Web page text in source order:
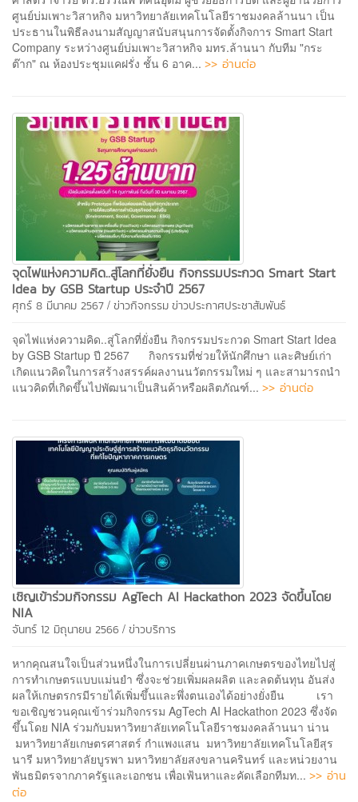
ศูนย์บ่มเพาะวิสาหกิจ มหาวิทยาลัยเทคโนโลยีราชมงคลล้านนา เป็น
ประธานในพิธีลงนามสัญญาสนับสนุนการจัดตั้งกิจการ Smart Start
Company ระหว่างศูนย์บ่มเพาะวิสาหกิจ มทร.ล้านนา กับทีม "กระ
ต๊าก" ณ ห้องประชุมแคฝรั่ง ชั้น 6 อาค... >> อ่านต่อ
จุดไฟแห่งความคิด..สู่โลกที่ยั่งยืน กิจกรรมประกวด Smart Start
Idea by GSB Startup ประจำปี 2567
ศุกร์ 8 มีนาคม 2567 / ข่าวกิจกรรมข่าวประกาศประชาสัมพันธ์
จุดไฟแห่งความคิด..สู่โลกที่ยั่งยืน กิจกรรมประกวด Smart Start Idea
by GSB Startup ปี 2567 กิจกรรมที่ช่วยให้นักศึกษา และศิษย์เก่า
เกิดแนวคิดในการสร้างสรรค์ผลงานนวัตกรรมใหม่ ๆ และสามารถนำ
แนวคิดที่เกิดขึ้นไปพัฒนาเป็นสินค้าหรือผลิตภัณฑ์... >> อ่านต่อ
เชิญเข้าร่วมกิจกรรม AgTech AI Hackathon 2023 จัดขึ้นโดย
NIA
จันทร์ 12 มิถุนายน 2566 / ข่าวบริการ
หากคุณสนใจเป็นส่วนหนึ่งในการเปลี่ยนผ่านภาคเกษตรของไทยไปสู่
การทำเกษตรแบบแม่นยำ ซึ่งจะช่วยเพิ่มผลผลิต และลดต้นทุน อันส่ง
ผลให้เกษตรกรมีรายได้เพิ่มขึ้นและพึ่งตนเองได้อย่างยั่งยืน เรา
ขอเชิญชวนคุณเข้าร่วมกิจกรรม AgTech AI Hackathon 2023 ซึ่งจัด
ขึ้นโดย NIA ร่วมกับมหาวิทยาลัยเทคโนโลยีราชมงคลล้านนา น่าน
มหาวิทยาลัยเกษตรศาสตร์ กำแพงแสน มหาวิทยาลัยเทคโนโลยีสุร
นารี มหาวิทยาลัยบูรพา มหาวิทยาลัยสงขลานครินทร์ และหน่วยงาน
พันธมิตรจากภาครัฐและเอกชน เพื่อเฟ้นหาและคัดเลือกทีมท... >> อ่าน
ต่อ